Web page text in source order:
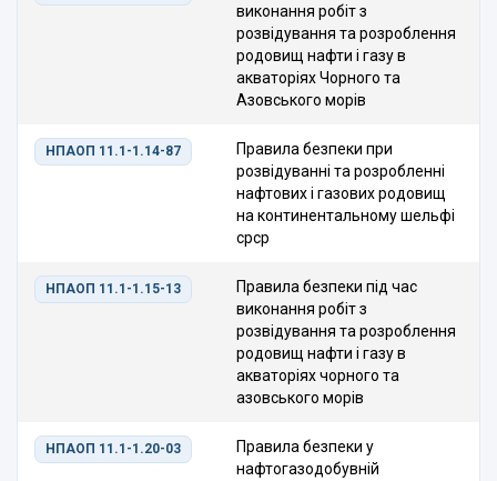
виконання робіт з
розвідування та розроблення
родовищ нафти і газу в
акваторіях Чорного та
Азовського морів
НПАОП 11.1-1.14-87
Правила безпеки при
розвідуванні та розробленні
нафтових і газових родовищ
на континентальному шельфі
срср
НПАОП 11.1-1.15-13
Правила безпеки під час
виконання робіт з
розвідування та розроблення
родовищ нафти і газу в
акваторіях чорного та
азовського морів
НПАОП 11.1-1.20-03
Правила безпеки у
нафтогазодобувній